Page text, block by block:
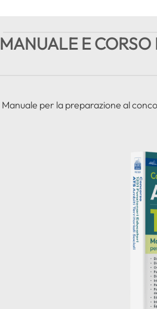
MANUALE E
Manuale per la preparazione al